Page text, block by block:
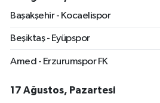
Başakşehir - Kocaelispor
Beşiktaş - Eyüpspor
Amed - Erzurumspor FK
17 Ağustos, Pazartesi